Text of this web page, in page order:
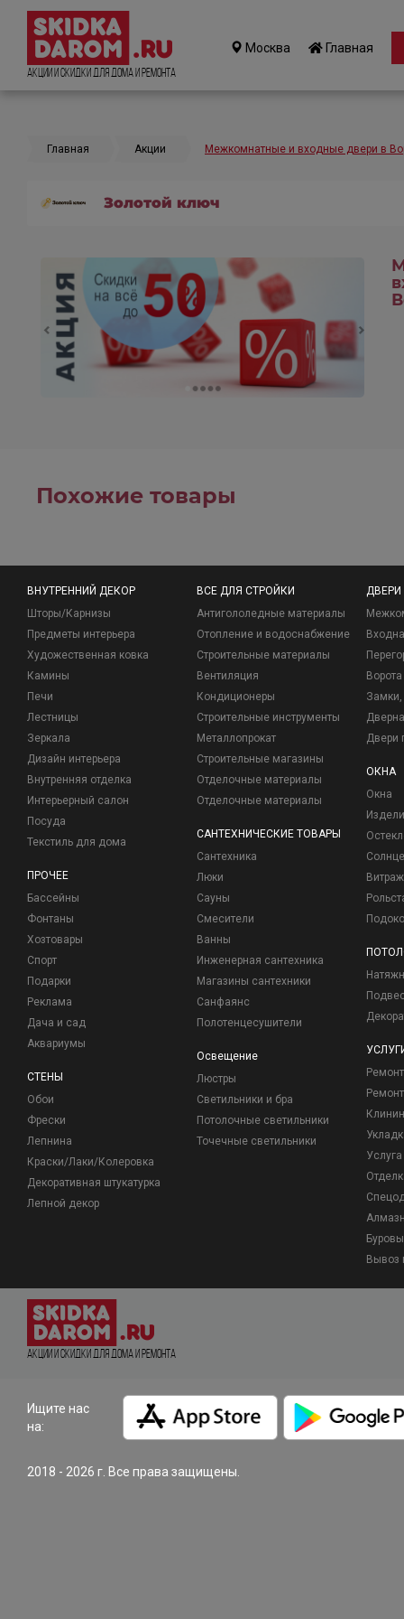
Акции и Скидки для дома и ремонта
Москва Главная
Главная Акции Межкомнатные и входные двери в
Золотой ключ
Похожие товары
ВНУТРЕННИЙ ДЕКОР
Шторы/Карнизы
Предметы интерьера
Художественная ковка
Камины
Печи
Лестницы
Зеркала
Дизайн интерьера
Внутренняя отделка
Интерьерный салон
Посуда
Текстиль для дома
ПРОЧЕЕ
Бассейны
Фонтаны
Хозтовары
Спорт
Подарки
Реклама
Дача и сад
Аквариумы
СТЕНЫ
Обои
Фрески
Лепнина
Краски/Лаки/Колеровка
Декоративная штукатурка
Лепной декор
ВСЕ ДЛЯ СТРОЙКИ
Антигололедные материалы
Отопление и водоснабжение
Строительные материалы
Вентиляция
Кондиционеры
Строительные инструменты
Металлопрокат
Строительные магазины
Отделочные материалы
Отделочные материалы
САНТЕХНИЧЕСКИЕ ТОВАРЫ
Сантехника
Люки
Сауны
Смесители
Ванны
Инженерная сантехника
Магазины сантехники
Санфаянс
Полотенцесушители
Освещение
Люстры
Светильники и бра
Потолочные светильники
Точечные светильники
ДВЕРИ
Ворота
Замки,
Двери
ОКНА
Окна
Вывоз
Акции и Скидки для дома и ремонта
Ищите нас
на:
2018 - 2026 г. Все права защищены.